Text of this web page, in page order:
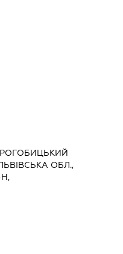
ОБЛ.,